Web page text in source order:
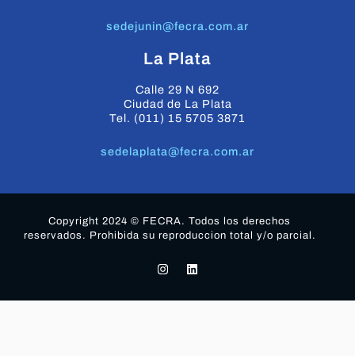
sedejunin@fecra.com.ar
La Plata
Calle 29 N 692
Ciudad de La Plata
Tel. (011) 15 5705 3871
sedelaplata@fecra.com.ar
Copyright 2024 © FECRA. Todos los derechos
reservados. Prohibida su reproduccion total y/o parcial.